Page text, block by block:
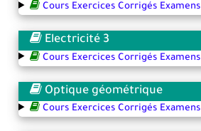
Cours Exercices Corrigés Examens
Electricité 3
Cours Exercices Corrigés Examens
Optique géométrique
Cours Exercices Corrigés Examens